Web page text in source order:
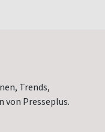
Trends,
von Presseplus.